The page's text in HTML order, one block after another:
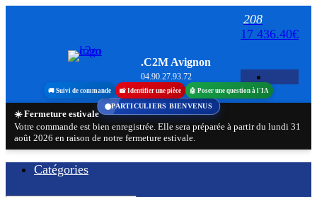
.C2M Avignon
04.90.27.93.72
208
17 436.40€
🚚 Suivi de commande 📸 Identifier une pièce 🤖 Poser une question à l'IA
☀️ Fermeture estivale
Votre commande est bien enregistrée. Elle sera préparée à partir du lundi 31
août 2026 en raison de notre fermeture estivale.
Catégories
PARTICULIERS BIENVENUS